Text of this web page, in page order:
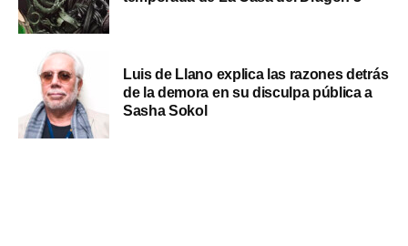
Luis de Llano explica las razones detrás
de la demora en su disculpa pública a
Sasha Sokol